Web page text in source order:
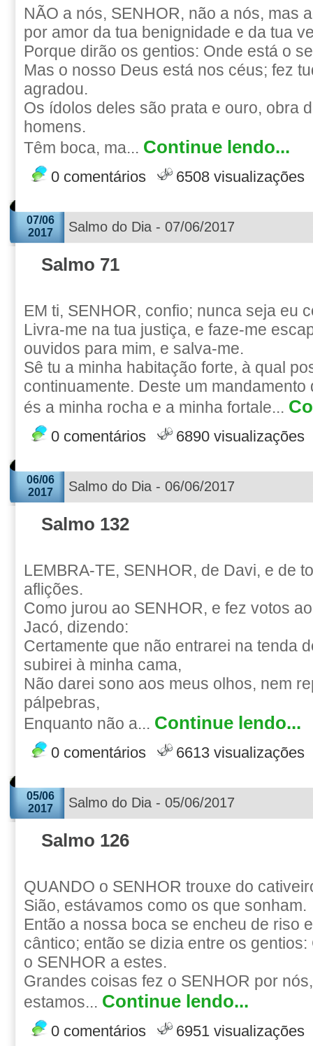
NÃO a nós, SENHOR, não a nós, mas
por amor da tua benignidade e da tua
Porque dirão os gentios: Onde está o
Mas o nosso Deus está nos céus; fez
agradou.
Os ídolos deles são prata e ouro, obra
homens.
Têm boca, ma... Continue lendo...
0 comentários 6508 visualizações
07/06
2017
Salmo do Dia - 07/06/2017
Salmo 71
EM ti, SENHOR, confio; nunca seja eu
Livra-me na tua justiça, e faze-me
ouvidos para mim, e salva-me.
Sê tu a minha habitação forte, à qual
continuamente. Deste um mandamento
és a minha rocha e a minha fortale...
0 comentários 6890 visualizações
06/06
2017
Salmo do Dia - 06/06/2017
Salmo 132
LEMBRA-TE, SENHOR, de Davi, e de
aflições.
Como jurou ao SENHOR, e fez votos
Jacó, dizendo:
Certamente que não entrarei na tenda
subirei à minha cama,
Não darei sono aos meus olhos, nem
pálpebras,
Enquanto não a... Continue lendo...
0 comentários 6613 visualizações
05/06
2017
Salmo do Dia - 05/06/2017
Salmo 126
QUANDO o SENHOR trouxe do
Sião, estávamos como os que sonham.
Então a nossa boca se encheu de riso
cântico; então se dizia entre os
o SENHOR a estes.
Grandes coisas fez o SENHOR por
estamos... Continue lendo...
0 comentários 6951 visualizações